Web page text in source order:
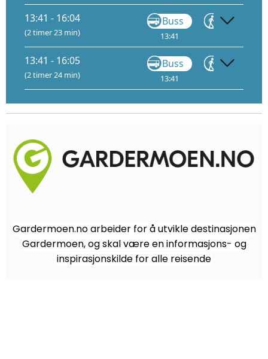
13:41 - 16:04
(2 timer 23 min)
Buss
13:41
Gå
13:41 - 16:05
(2 timer 24 min)
Buss
13:41
Gå
Gardermoen.no arbeider for å utvikle destinasjonen
Gardermoen, og skal være en informasjons- og
inspirasjonskilde for alle reisende